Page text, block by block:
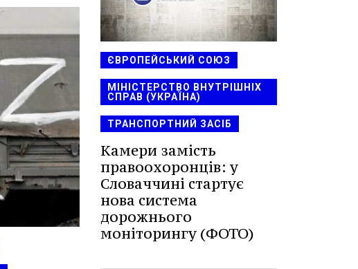
ЄВРОПЕЙСЬКИЙ СОЮЗ
МІНІСТЕРСТВО ВНУТРІШНІХ
СПРАВ (УКРАЇНА)
ТРАНСПОРТНИЙ ЗАСІБ
Камери замість
правоохоронців: у
Словаччині стартує
нова система
дорожнього
моніторингу (ФОТО)